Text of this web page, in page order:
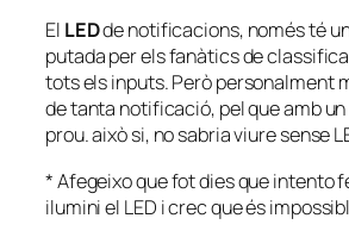
El LEDde notificacions, només té
putada per els fanàtics de
tots elsinputs. Però personalment
de tanta notificació, pel que amb
prou. això si, no sabria viure sense
* Afegeixo que fot dies que intento
ilumini el LED i crec que és